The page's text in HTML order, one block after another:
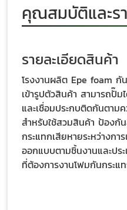
คุณสมบัติและร
รายละเอียดสินค้า
โรงงานผลิต Epe foam กั
เข้ารูปตัวสินค้า สามารถปั๊
และเชื่อมประกบติดกันตาม
สำหรับใช้สวมสินค้า ป้องกั
กระแทกเสียหายระหว่างก
ออกแบบตามชิ้นงานและปร
ที่ต้องการงานโฟมกันกระ